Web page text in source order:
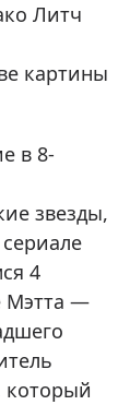
Литч
картины
в 8-
звезды,
4
Мэтта —
который